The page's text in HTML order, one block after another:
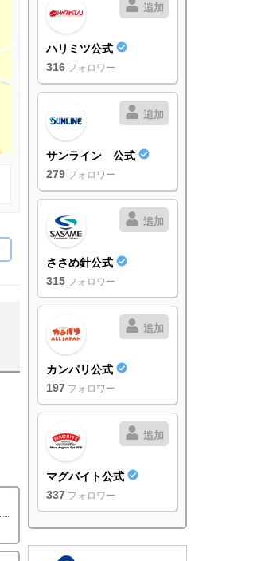
追加
ハリミツ公式
316 フォロワー
追加
サンライン 公式
279 フォロワー
追加
ささめ針公式
315 フォロワー
追加
カンパリ公式
197 フォロワー
追加
マグバイト公式
337 フォロワー